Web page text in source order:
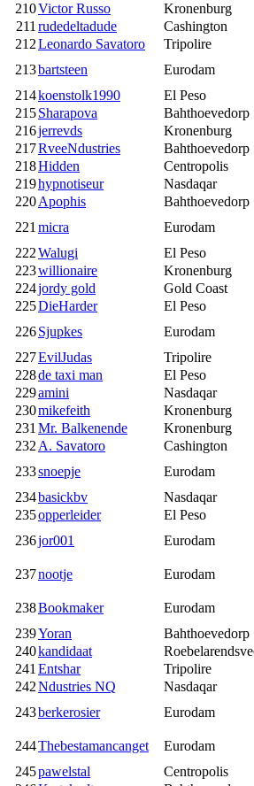
210Victor Russo Kronenburg
211 rudedeltadude Cashington
212Leonardo Savatoro Tripolire
213bartsteen Eurodam
214koenstolk1990 El Peso
215Sharapova Bahthoevedorp
216jerrevds Kronenburg
217RveeNdustries Bahthoevedorp
218Hidden Centropolis
219hypnotiseur Nasdaqar
220Apophis Bahthoevedorp
221 micra Eurodam
222Walugi El Peso
223willionaire Kronenburg
224jordy gold Gold Coast
225DieHarder El Peso
226Sjupkes Eurodam
227EvilJudas Tripolire
228de taxi man El Peso
229amini Nasdaqar
230mikefeith Kronenburg
231 Mr. Balkenende Kronenburg
232 A. Savatoro Cashington
233snoepje Eurodam
234basickbv Nasdaqar
235opperleider El Peso
236jor001 Eurodam
237nootje Eurodam
238Bookmaker Eurodam
239Yoran Bahthoevedorp
240kandidaat
241 Entshar Tripolire
242Ndustries NQ Nasdaqar
243berkerosier Eurodam
244Thebestamancanget Eurodam
245pawelstal Centropolis